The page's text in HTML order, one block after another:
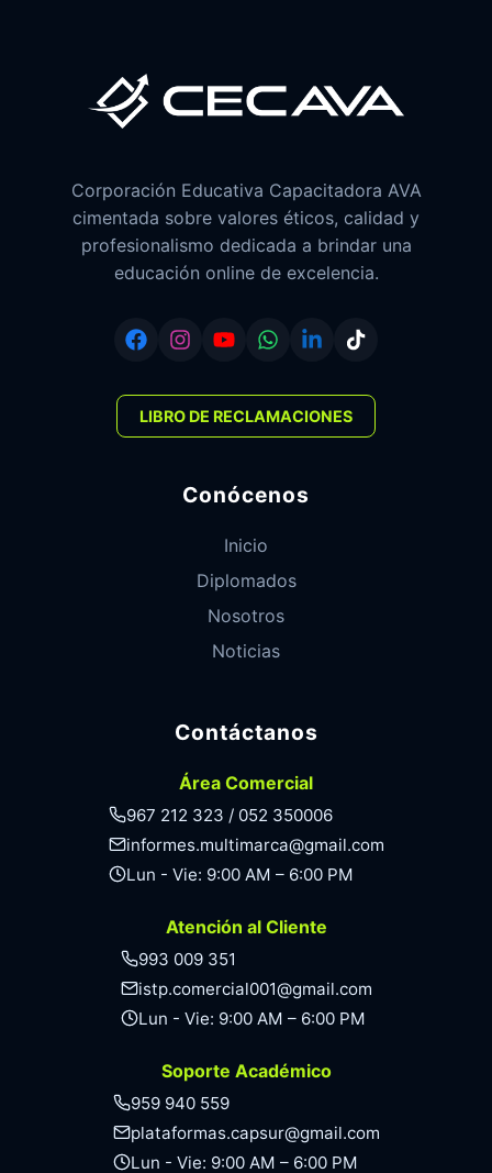
Corporación Educativa Capacitadora AVA
cimentada sobre valores éticos, calidad y
profesionalismo dedicada a brindar una
educación online de excelencia.
LIBRO DE RECLAMACIONES
Conócenos
Inicio
Diplomados
Nosotros
Noticias
Contáctanos
Área Comercial
967 212 323 / 052 350006
informes.multimarca@gmail.com
Lun - Vie: 9:00 AM – 6:00 PM
Atención al Cliente
993 009 351
istp.comercial001@gmail.com
Lun - Vie: 9:00 AM – 6:00 PM
Soporte Académico
959 940 559
plataformas.capsur@gmail.com
Lun - Vie: 9:00 AM – 6:00 PM